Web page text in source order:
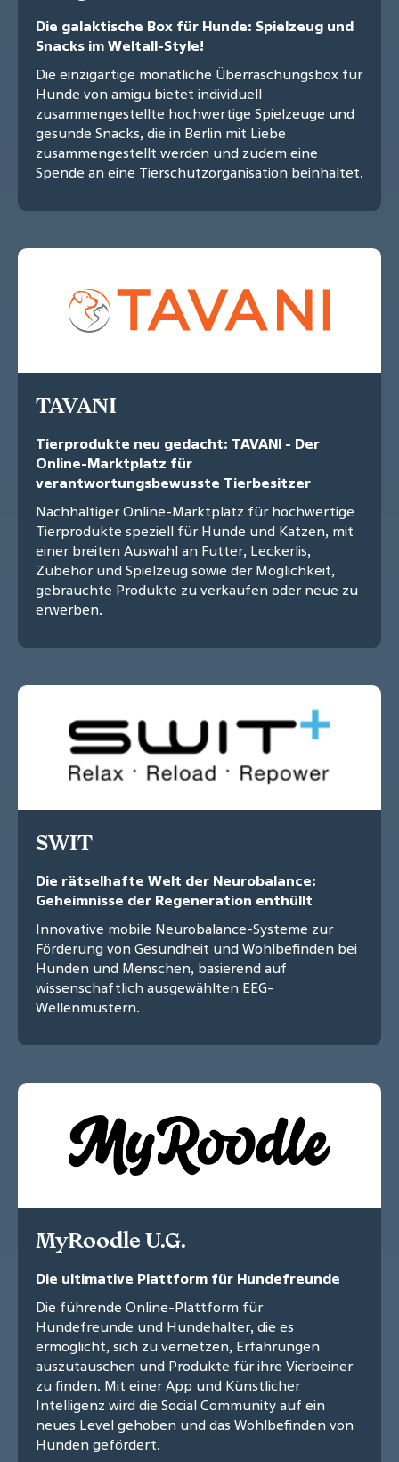
Die galaktische Box für Hunde: Spielzeug und
Snacks im Weltall-Style!
Die einzigartige monatliche Überraschungsbox für
Hunde von amigu bietet individuell
zusammengestellte hochwertige Spielzeuge und
gesunde Snacks, die in Berlin mit Liebe
zusammengestellt werden und zudem eine
Spende an eine Tierschutzorganisation beinhaltet.
TAVANI
Tierprodukte neu gedacht: TAVANI - Der
Online-Marktplatz für
verantwortungsbewusste Tierbesitzer
Nachhaltiger Online-Marktplatz für hochwertige
Tierprodukte speziell für Hunde und Katzen, mit
einer breiten Auswahl an Futter, Leckerlis,
Zubehör und Spielzeug sowie der Möglichkeit,
gebrauchte Produkte zu verkaufen oder neue zu
erwerben.
SWIT
Die rätselhafte Welt der Neurobalance:
Geheimnisse der Regeneration enthüllt
Innovative mobile Neurobalance-Systeme zur
Förderung von Gesundheit und Wohlbefinden bei
Hunden und Menschen, basierend auf
wissenschaftlich ausgewählten EEG-
Wellenmustern.
MyRoodle U.G.
Die ultimative Plattform für Hundefreunde
Die führende Online-Plattform für
Hundefreunde und Hundehalter, die es
ermöglicht, sich zu vernetzen, Erfahrungen
auszutauschen und Produkte für ihre Vierbeiner
zu finden. Mit einer App und Künstlicher
Intelligenz wird die Social Community auf ein
neues Level gehoben und das Wohlbefinden von
Hunden gefördert.